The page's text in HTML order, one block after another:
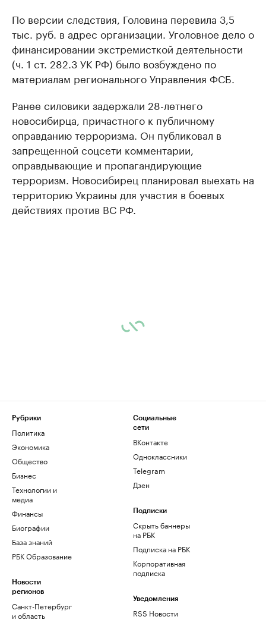
По версии следствия, Головина перевила 3,5
тыс. руб. в адрес организации. Уголовное дело о
финансировании экстремисткой деятельности
(ч. 1 ст. 282.3 УК РФ) было возбуждено по
материалам регионального Управления ФСБ.
Ранее силовики задержали 28-летнего
новосибирца, причастного к публичному
оправданию терроризма. Он публиковал в
запрещенной соцсети комментарии,
оправдывающие и пропагандирующие
терроризм. Новосибирец планировал выехать на
территорию Украины для участия в боевых
действиях против ВС РФ.
Рубрики
Политика
Экономика
Общество
Бизнес
Технологии и
медиа
Финансы
Биографии
База знаний
РБК Образование
Новости
регионов
Санкт-Петербург
и область
Социальные
сети
ВКонтакте
Одноклассники
Telegram
Дзен
Подписки
Скрыть баннеры
на РБК
Подписка на РБК
Корпоративная
подписка
Уведомления
RSS Новости